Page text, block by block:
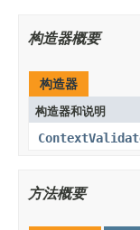
构造器概要
构造器
构造器和说明
方法概要